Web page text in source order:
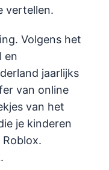
vertellen.
Volgens het
en
jaarlijks
van online
van het
je kinderen